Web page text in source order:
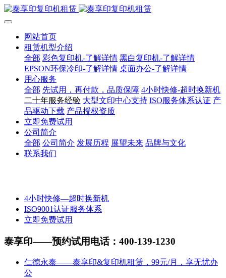
网站首页
租赁机型介绍
全部 彩色复印机-了解详情 黑白复印机-了解详情
EPSON环保冷印-了解详情 桌面办公-了解详情
用心服务
全部 先试用，再付款，品质保障 4小时快修-超时换新机
二十年服务经验 大型文印中心支持 ISO服务体系认证 产
品驱动下载 产品授权资质
立即免费试用
公司简介
全部 公司简介 发展历程 展望未来 品牌与文化
联系我们
4小时快修—超时换新机
ISO9001认证服务体系
立即免费试用
泰享印——预约试用电话：400-139-1230
仁德永泰——泰享印&复印机租赁，99元/月，享无忧办
公